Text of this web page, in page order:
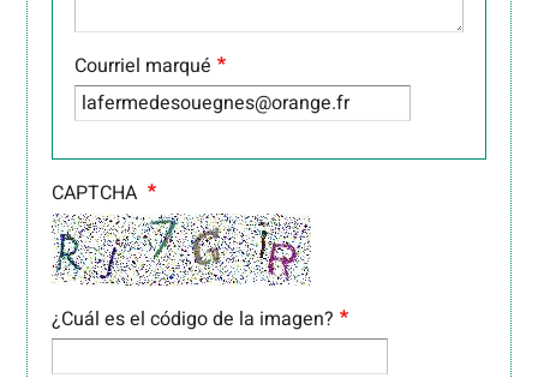
Courriel marqué
CAPTCHA
¿Cuál es el código de la imagen?